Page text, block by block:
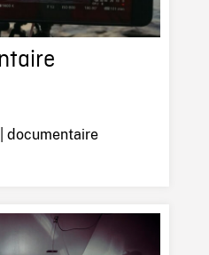
documentaire